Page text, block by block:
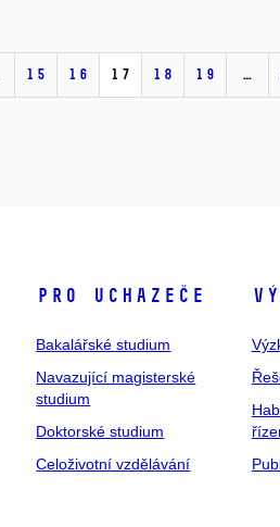
15 16 17 18 19 …
Pro uchazeče
Bakalářské studium
Navazující magisterské
studium
Doktorské studium
Celoživotní vzdělávání